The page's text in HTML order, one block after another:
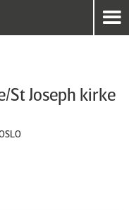
St Joseph kirke